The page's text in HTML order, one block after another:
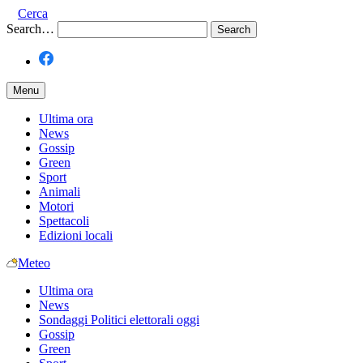
Cerca
Search…
Menu
Ultima ora
News
Gossip
Green
Sport
Animali
Motori
Spettacoli
Edizioni locali
Meteo
Ultima ora
News
Sondaggi Politici elettorali oggi
Gossip
Green